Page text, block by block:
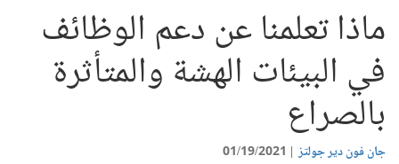
ماذا تعلمنا عن دعم الوظائف
في البيئات الهشة والمتأثرة
بالصراع
جان فون دير جولتز 01/19/2021